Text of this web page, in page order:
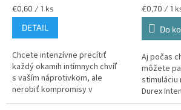
Jednotková
cena:
€0,60 / 1 ks
DETAIL
Chcete intenzívne precítiť
každý okamih intímnych chvíľ
s vaším náprotivkom, ale
nerobiť kompromisy v
bezpečnosti sexu? Kondómy
Jednotková
cena:
€0,70 / 1
Do
Aj počas
môžete
stimuláciu
Durex
povrch so